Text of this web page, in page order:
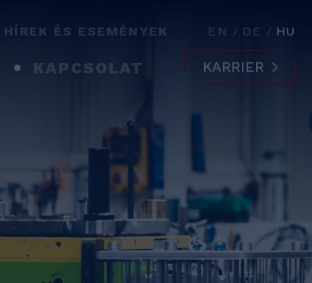
HÍREK ÉS ESEMÉNYEK EN DE HU
KAPCSOLAT KARRIER